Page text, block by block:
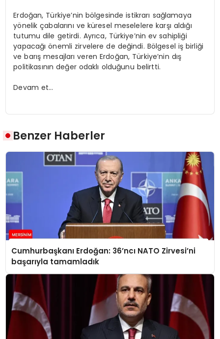
Erdoğan, Türkiye’nin bölgesinde istikrarı sağlamaya
yönelik çabalarını ve küresel meselelere karşı aldığı
tutumu dile getirdi. Ayrıca, Türkiye’nin ev sahipliği
yapacağı önemli zirvelere de değindi. Bölgesel iş birliği
ve barış mesajları veren Erdoğan, Türkiye’nin dış
politikasının değer odaklı olduğunu belirtti.
Devam et…
Benzer Haberler
Cumhurbaşkanı Erdoğan: 36’ncı NATO Zirvesi’ni
başarıyla tamamladık